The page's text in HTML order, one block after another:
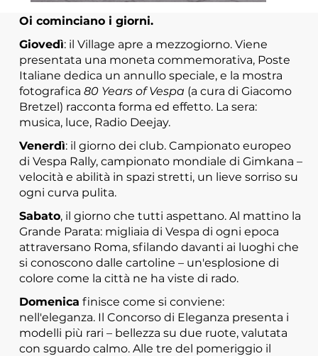
Oi cominciano i giorni.
Giovedì: il Village apre a mezzogiorno. Viene
presentata una moneta commemorativa, Poste
Italiane dedica un annullo speciale, e la mostra
fotografica80 Years of Vespa (a cura di Giacomo
Bretzel) racconta forma ed effetto. La sera:
musica, luce, Radio Deejay.
Venerdì: il giorno dei club. Campionato europeo
di Vespa Rally, campionato mondiale di Gimkana –
velocità e abilità in spazi stretti, un lieve sorriso su
ogni curva pulita.
Sabato, il giorno che tutti aspettano. Al mattino la
Grande Parata: migliaia di Vespa di ogni epoca
attraversano Roma, sfilando davanti ai luoghi che
si conoscono dalle cartoline – un'esplosione di
colore come la città ne ha viste di rado.
Domenica finisce come si conviene:
nell'eleganza. Il Concorso di Eleganza presenta i
modelli più rari – bellezza su due ruote, valutata
con sguardo calmo. Alle tre del pomeriggio il